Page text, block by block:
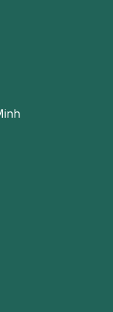
đường, bánh,
có thể sẽ chính
ngày càng tệ
ruột kéo nước
xơ hoặc ít chất
rau cần), tinh